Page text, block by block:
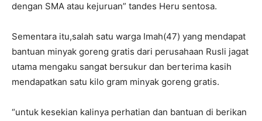
dengan SMA atau kejuruan” tandes Heru sentosa.
Sementara itu,salah satu warga Imah(47) yang mendapat
bantuan minyak goreng gratis dari perusahaan Rusli jagat
utama mengaku sangat bersukur dan berterima kasih
mendapatkan satu kilo gram minyak goreng gratis.
“untuk kesekian kalinya perhatian dan bantuan di berikan